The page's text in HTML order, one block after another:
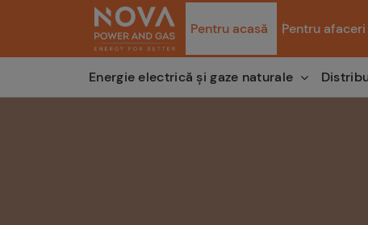
Pentru acasă Pentru afaceri
Energie electrică și gaze naturale